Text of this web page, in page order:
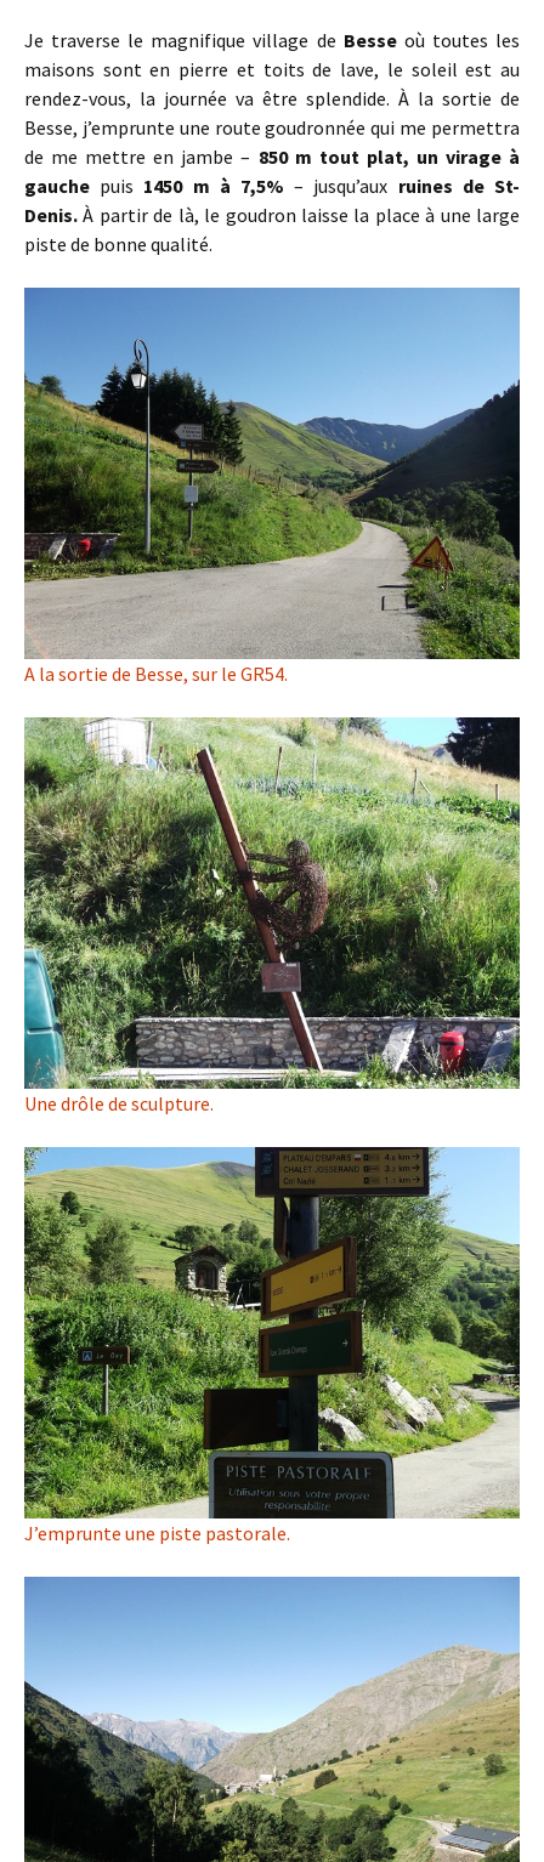
Je traverse le magnifique village de Besseoù toutes les
maisons sont en pierre et toits de lave, le soleil est au
rendez-vous, la journée va être splendide. À la sortie de
Besse, j’emprunte une route goudronnée qui me permettra
de me mettre en jambe – 850 m tout plat, un virage à
gauche puis 1450 m à 7,5% – jusqu’aux ruines de St-
Denis. À partir de là, le goudron laisse la place à une large
piste de bonne qualité.
A la sortie de Besse, sur le GR54.
Une drôle de sculpture.
J’emprunte une piste pastorale.